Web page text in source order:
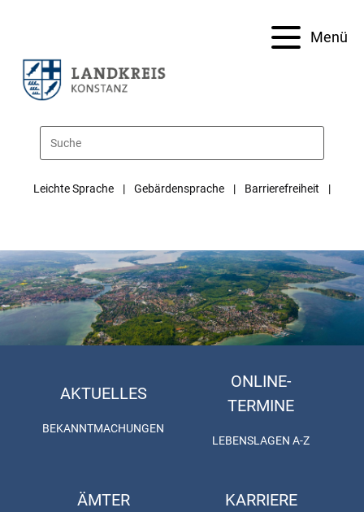
Menü
Leichte Sprache Gebärdensprache Barrierefreiheit
AKTUELLES
BEKANNTMACHUNGEN
ONLINE-
TERMINE
LEBENSLAGEN A-Z
ÄMTER KARRIERE